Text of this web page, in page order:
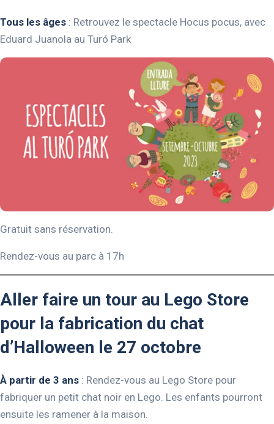
Tous les âges : Retrouvez le spectacle Hocus pocus, avec
Eduard Juanola au Turó Park
Gratuit sans réservation.
Rendez-vous au parc à 17h
Aller faire un tour au Lego Store
pour la fabrication du chat
d’Halloween le 27 octobre
À partir de 3 ans : Rendez-vous au Lego Store pour
fabriquer un petit chat noir en Lego. Les enfants pourront
ensuite les ramener à la maison.